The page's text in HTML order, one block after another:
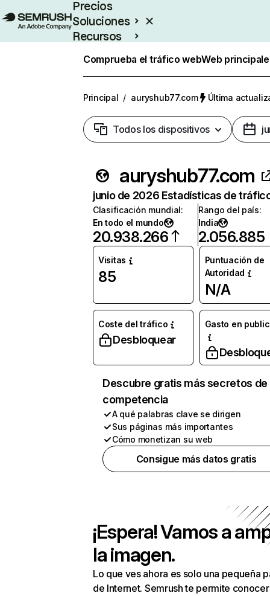
Precios
Soluciones
Recursos
Comprueba el tráfico webWeb
Principal / auryshub77.com Última
Todos los dispositivos
auryshub77.com
junio de 2026 Estadísticas de
Clasificación mundial:
En todo el mundo
20.938.266
Rango del país:
India
2.056.885
Visitas
85
Puntuación de
Autoridad
N/A
Coste del tráfico
Desbloquear
Gasto en
Descubre gratis más secretos de
competencia
A qué palabras clave se dirigen
Sus páginas más importantes
Cómo monetizan su web
Consigue más datos gratis
¡Espera! Vamos a
la imagen.
Lo que ves ahora es solo una pequeña
de Internet. Semrush te permite